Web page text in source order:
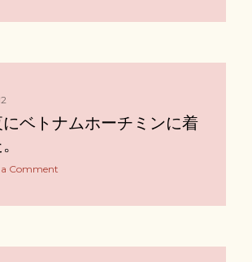
ベトナムホーチミンに着
a Comment